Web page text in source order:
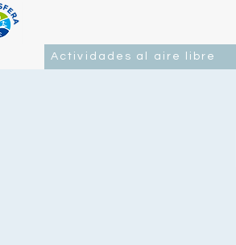
Actividades al aire libre